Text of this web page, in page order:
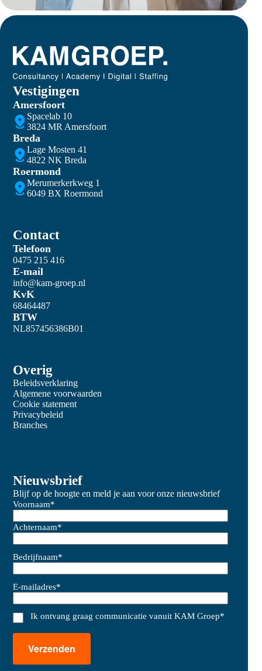
Vestigingen
Amersfoort
Spacelab 10
3824 MR Amersfoort
Breda
Lage Mosten 41
4822 NK Breda
Roermond
Merumerkerkweg 1
6049 BX Roermond
Contact
Telefoon
0475 215 416
E-mail
info@kam-groep.nl
KvK
68464487
BTW
NL857456386B01
Overig
Beleidsverklaring
Algemene voorwaarden
Cookie statement
Privacybeleid
Branches
Nieuwsbrief
Blijf op de hoogte en meld je aan voor onze nieuwsbrief
Voornaam*
Achternaam*
Bedrijfnaam*
E-mailadres*
Ik ontvang graag communicatie vanuit KAM Groep*